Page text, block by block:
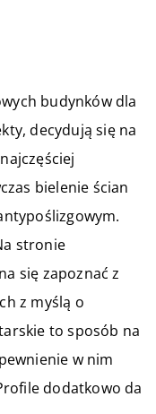
budynków dla
decydują się na
bielenie ścian
stronie
się zapoznać z
z myślą o
to sposób na
w nim
dodatkowo da